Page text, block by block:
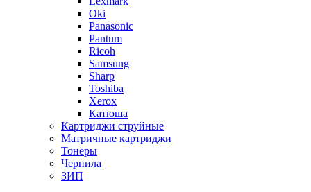
Oki
Panasonic
Pantum
Ricoh
Samsung
Sharp
Toshiba
Xerox
Катюша
Картриджи струйные
Матричные картриджи
Тонеры
Чернила
ЗИП